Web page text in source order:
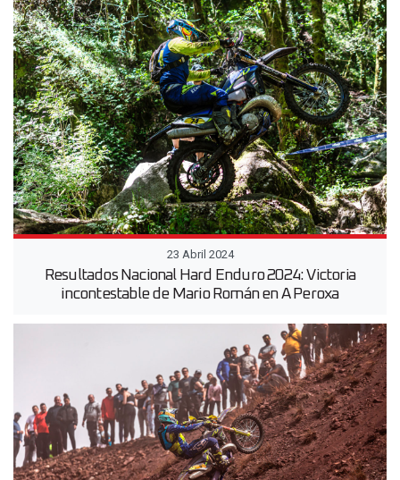
23 Abril 2024
Resultados Nacional Hard Enduro 2024: Victoria
incontestable de Mario Román en A Peroxa